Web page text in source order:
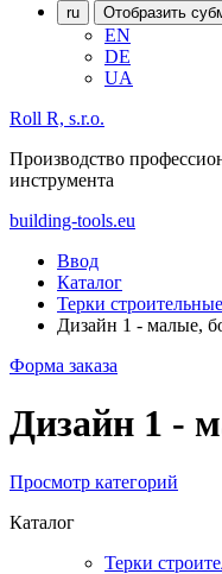
ru Отобразить
EN
DE
UA
Roll R, s.r.o.
Производство
инструмента
building-tools.eu
Ввод
Каталог
Терки строительные
Дизайн 1 - малые,
Форма заказа
Дизайн 1 -
Просмотр категорий
Каталог
Терки